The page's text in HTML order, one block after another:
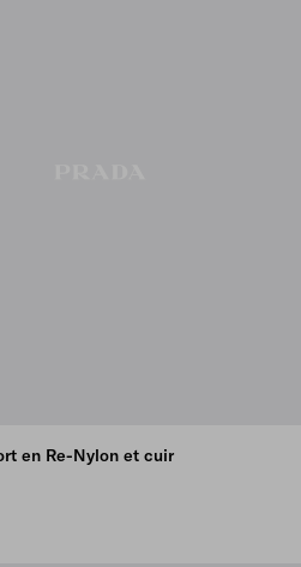
en Re-Nylon et cuir